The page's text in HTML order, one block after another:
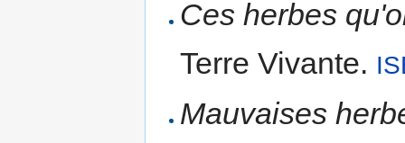
Ces herbes
Terre Vivante.
Mauvaises